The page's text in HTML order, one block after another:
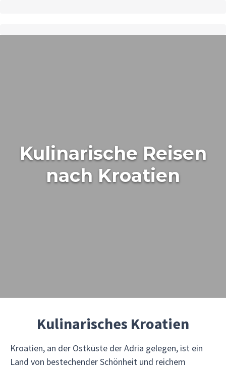
Kulinarische Reisen
nach Kroatien
Kulinarisches Kroatien
Kroatien, an der Ostküste der Adria gelegen, ist ein
Land von bestechender Schönheit und reichem